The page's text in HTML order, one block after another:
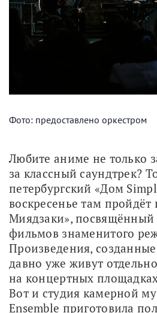
Фото: предоставлено оркестром
Любите аниме не только
за классный саундтрек?
петербургский «Дом
воскресенье там
Миядзаки», посвящённый
фильмов знаменитого
Произведения,
давно уже живут
на концертных
Вот и студия камерной
Ensemble приготовила